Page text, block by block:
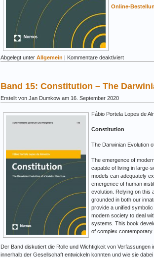
Online-
Abgelegt unter Allgemein | Kommentare deaktiviertfür
Rechts
–
Entfremdung
der
Band 15: Constitution – The
Erstellt von Jan Dumkow am 16. September 2020
Fábio Portela Lopes de
Constitution
The Darwinian Evolution
The emergence of
capable of living in large-
models can adequately
emergence of human
evolution. Relying on this
grounded in both our
provide a unified
modern society to deal
systems. This book
of complex contemporary
Der Band diskutiert die Rolle und Wichtigkeit von
innerhalb der Gesellschaft entwickeln konnten und wie sie